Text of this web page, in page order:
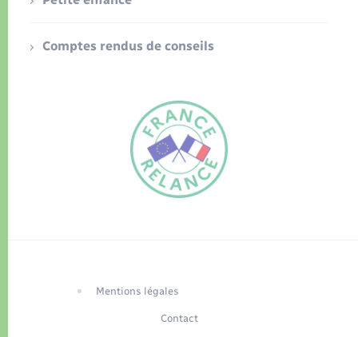
Comptes rendus de conseils
Mentions légales
Contact